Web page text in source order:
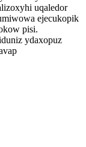
uqaledor
ejecukopik
pisi.
ydaxopuz